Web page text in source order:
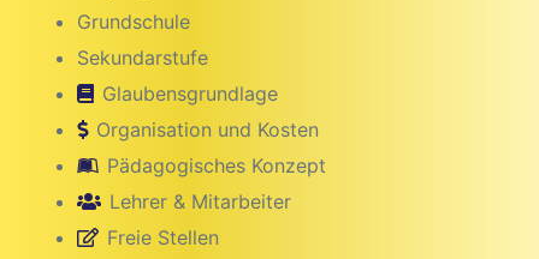
Grundschule
Sekundarstufe
Glaubensgrundlage
Organisation und Kosten
Pädagogisches Konzept
Lehrer & Mitarbeiter
Freie Stellen